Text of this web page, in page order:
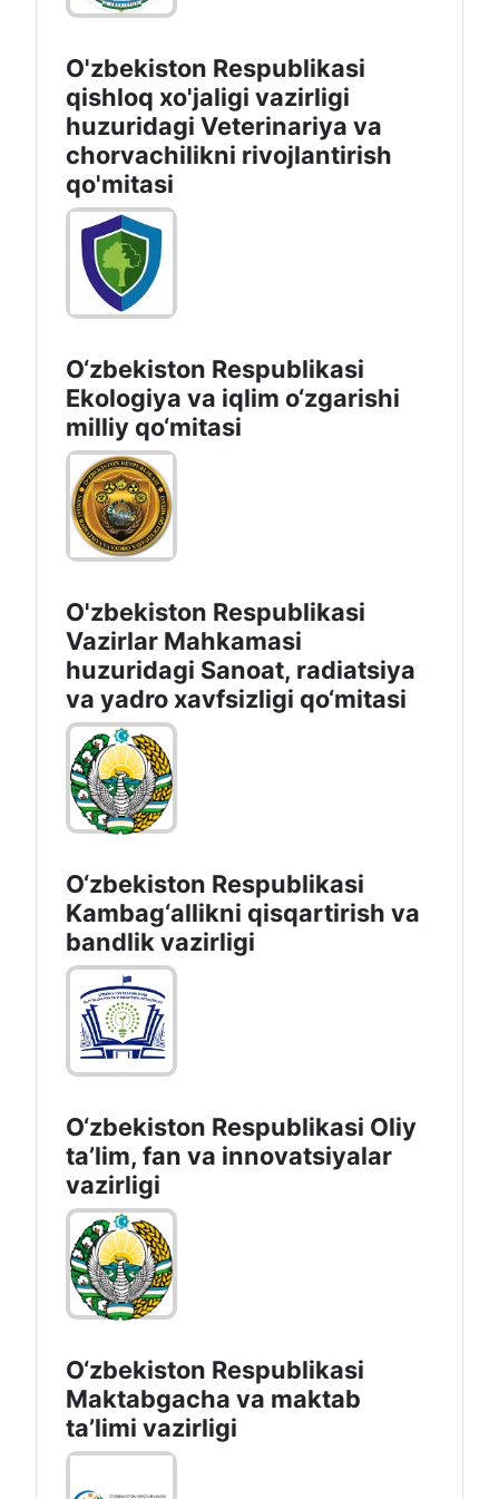
O'zbekiston Respublikasi
qishloq xo'jaligi vazirligi
huzuridagi Veterinariya va
chorvachilikni rivojlantirish
qo'mitasi
O‘zbekiston Respublikasi
Ekologiya va iqlim o‘zgarishi
milliy qo‘mitasi
O'zbekiston Respublikasi
Vazirlar Mahkamasi
huzuridagi Sanoat, radiatsiya
va yadro xavfsizligi qo‘mitasi
O‘zbekiston Respublikasi
Kambag‘allikni qisqartirish va
bandlik vazirligi
O‘zbekiston Respublikasi Oliy
taʼlim, fan va innovatsiyalar
vazirligi
O‘zbekiston Respublikasi
Maktabgacha va maktab
taʼlimi vazirligi